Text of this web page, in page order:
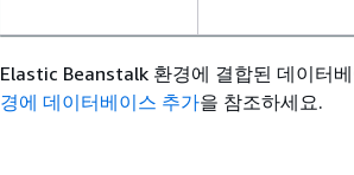
Elastic Beanstalk 환경에 결합된 데이터
경에 데이터베이스 추가을 참조하세요.